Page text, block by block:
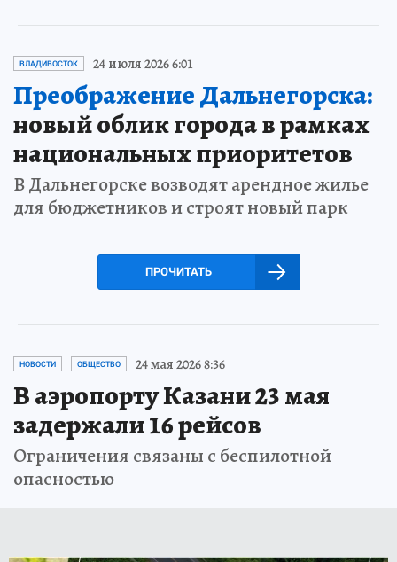
ВЛАДИВОСТОК 24 июля 2026 6:01
Преображение Дальнегорска:
новый облик города в рамках
национальных приоритетов
В Дальнегорске возводят арендное жилье
для бюджетников и строят новый парк
ПРОЧИТАТЬ
НОВОСТИ ОБЩЕСТВО 24 мая 2026 8:36
В аэропорту Казани 23 мая
задержали 16 рейсов
Ограничения связаны с беспилотной
опасностью